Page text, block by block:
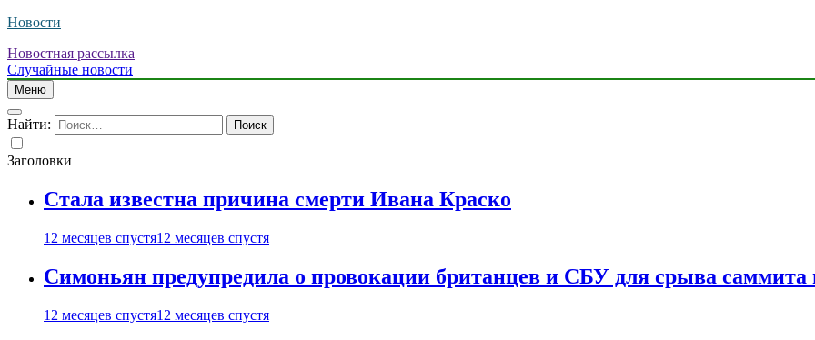
Новости
Новостная рассылка
Случайные новости
Меню
Найти:
Заголовки
Стала известна причина смерти Ивана Краско
12 месяцев спустя12 месяцев спустя
Симоньян предупредила о провокации британцев и СБУ для срыва саммита
12 месяцев спустя12 месяцев спустя